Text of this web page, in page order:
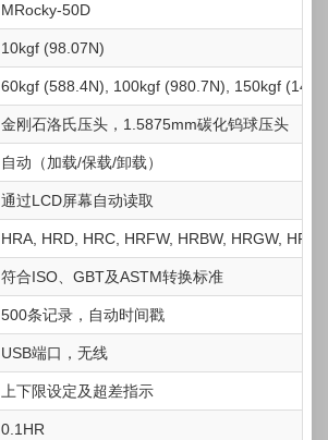
MRocky-50D
10kgf (98.07N)
60kgf (588.4N), 100kgf (980.7N), 150kgf
金刚石洛氏压头，1.5875mm碳化钨球压头
自动（加载/保载/卸载）
通过LCD屏幕自动读取
HRA, HRD, HRC, HRFW, HRBW, HRGW,
符合ISO、GBT及ASTM转换标准
500条记录，自动时间戳
USB端口，无线
上下限设定及超差指示
0.1HR